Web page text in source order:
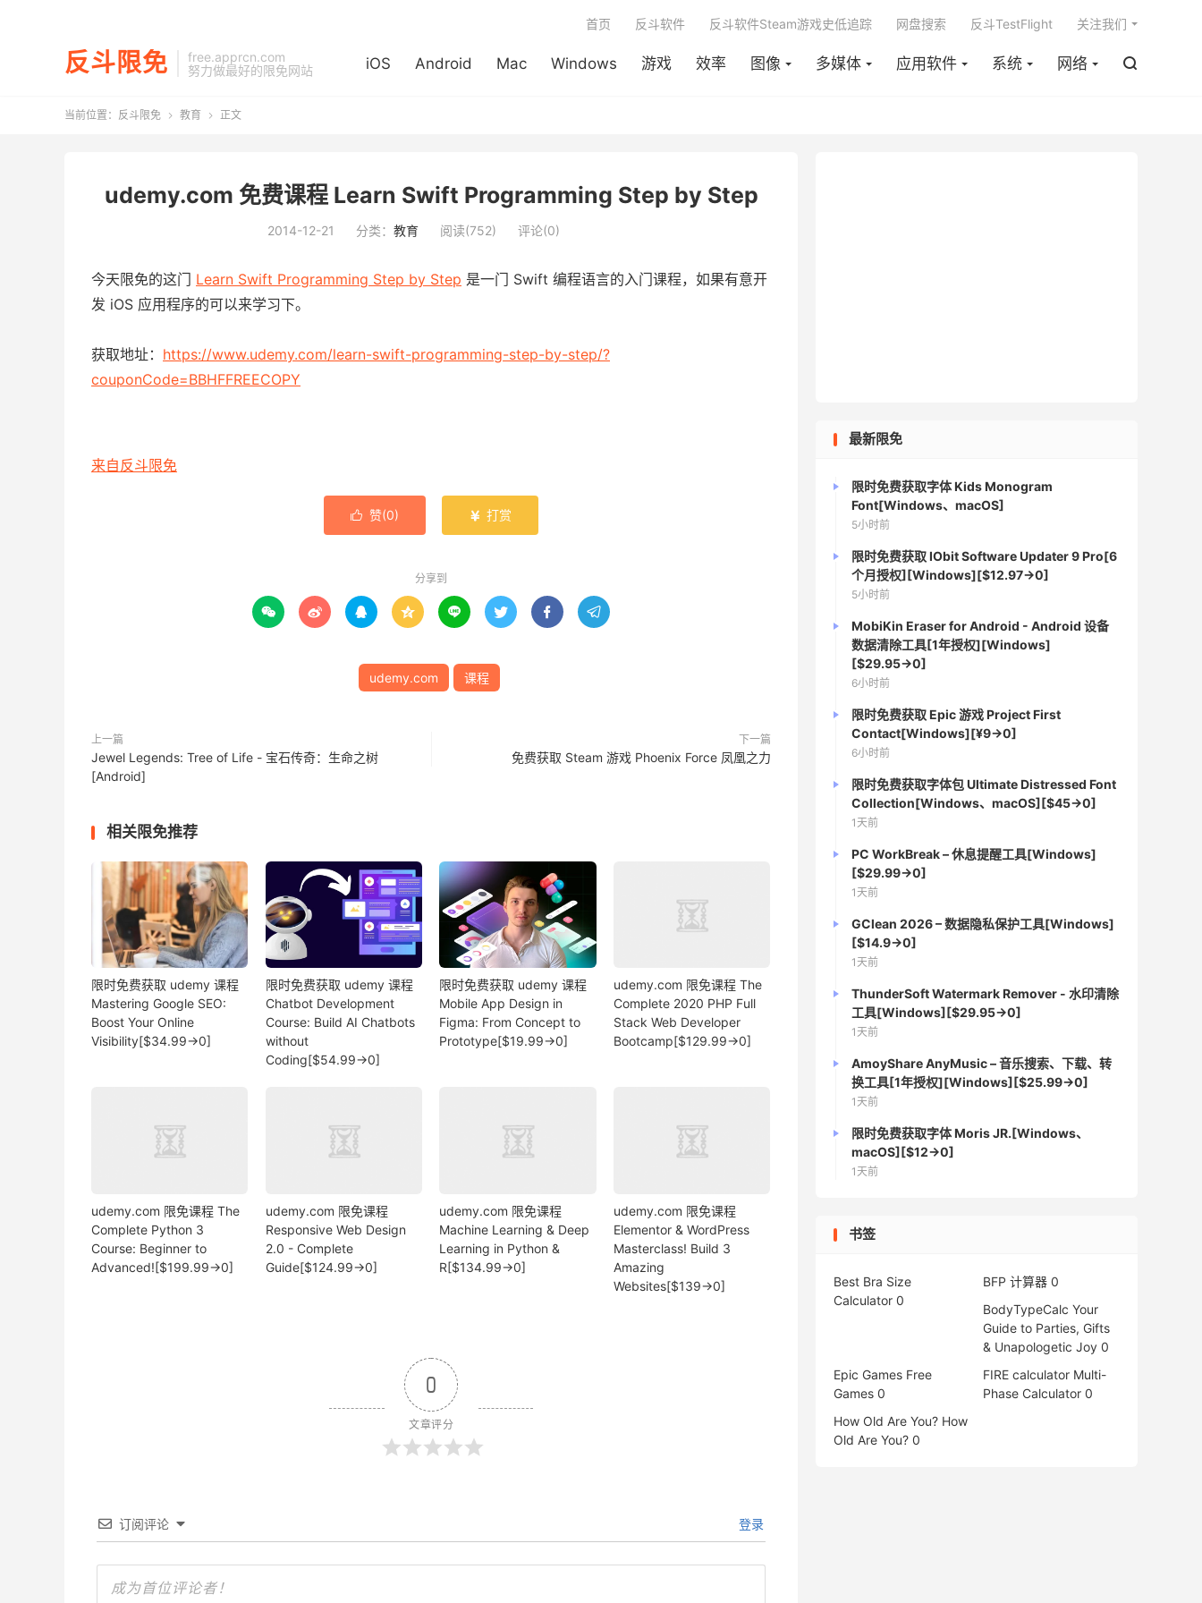
反斗限免
free.apprcn.com
努力做最好的限免网站
iOS Android Mac Windows 游戏 效率 图像 多媒体 应用软件 系统 网络 
首页 反斗软件 反斗软件Steam游戏史低追踪 网盘搜索 反斗TestFlight 关注我们
当前位置： 反斗限免  教育  正文
udemy.com 免费课程 Learn Swift Programming Step by Step
2014-12-21 分类： 教育 阅读(752) 评论(0)
今天限免的这门 Learn Swift Programming Step by Step 是一门 Swift 编程语言的入门课程，如果有意开
发 iOS 应用程序的可以来学习下。
获取地址： https://www.udemy.com/learn-swift-programming-step-by-step/?
couponCode=BBHFFREECOPY
来自反斗限免
 赞(0)  打赏
分享到
       
udemy.com 课程
上一篇
Jewel Legends: Tree of Life - 宝石传奇：生命之树
[Android]
下一篇
免费获取 Steam 游戏 Phoenix Force 凤凰之力
相关限免推荐
限时免费获取 udemy 课程
Mastering Google SEO:
Boost Your Online
Visibility[$34.99→0]
限时免费获取 udemy 课程
Chatbot Development
Course: Build AI Chatbots
without
Coding[$54.99→0]
限时免费获取 udemy 课程
Mobile App Design in
Figma: From Concept to
Prototype[$19.99→0]
udemy.com 限免课程 The
Complete 2020 PHP Full
Stack Web Developer
Bootcamp[$129.99→0]
udemy.com 限免课程 The
Complete Python 3
Course: Beginner to
Advanced![$199.99→0]
udemy.com 限免课程
Responsive Web Design
2.0 - Complete
Guide[$124.99→0]
udemy.com 限免课程
Machine Learning & Deep
Learning in Python &
R[$134.99→0]
udemy.com 限免课程
Elementor & WordPress
Masterclass! Build 3
Amazing
Websites[$139→0]
0
文章评分
订阅评论 登录
最新限免
限时免费获取字体 Kids Monogram
Font[Windows、macOS]
5小时前
限时免费获取 IObit Software Updater 9 Pro[6
个月授权][Windows][$12.97→0]
5小时前
MobiKin Eraser for Android - Android 设备
数据清除工具[1年授权][Windows]
[$29.95→0]
6小时前
限时免费获取 Epic 游戏 Project First
Contact[Windows][¥9→0]
6小时前
限时免费获取字体包 Ultimate Distressed Font
Collection[Windows、macOS][$45→0]
1天前
PC WorkBreak – 休息提醒工具[Windows]
[$29.99→0]
1天前
GClean 2026 – 数据隐私保护工具[Windows]
[$14.9→0]
1天前
ThunderSoft Watermark Remover - 水印清除
工具[Windows][$29.95→0]
1天前
AmoyShare AnyMusic – 音乐搜索、下载、转
换工具[1年授权][Windows][$25.99→0]
1天前
限时免费获取字体 Moris JR.[Windows、
macOS][$12→0]
1天前
书签
Best Bra Size
Calculator 0
BFP 计算器 0
BodyTypeCalc Your
Guide to Parties, Gifts
& Unapologetic Joy 0
Epic Games Free
Games 0
FIRE calculator Multi-
Phase Calculator 0
How Old Are You? How
Old Are You? 0